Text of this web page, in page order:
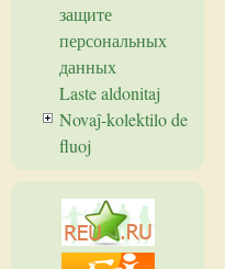
защите
персональных
данных
Laste aldonitaj
Novaĵ-kolektilo de
fluoj